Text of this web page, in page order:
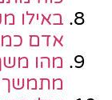
באילו
אדם
מהו
מתמשך